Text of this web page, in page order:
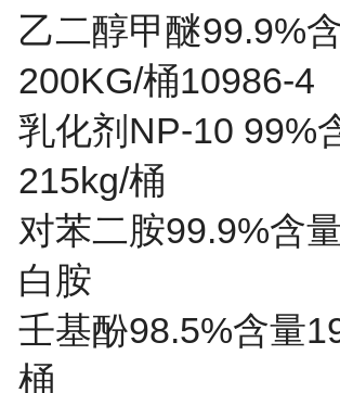
乙二醇甲醚99.9%
200KG/桶10986-4
乳化剂NP-10 99%
215kg/桶
对苯二胺99.9%含
白胺
壬基酚98.5%含量
桶